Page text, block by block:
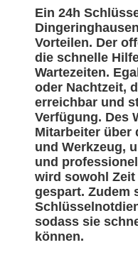
Ein 24h
Vorteilen. Der
die schnelle
Wartezeiten.
oder Nachtzeit,
erreichbar und
Verfügung. Des
Mitarbeiter über
und Werkzeug,
und
wird sowohl
gespart. Zudem
sodass sie
können.